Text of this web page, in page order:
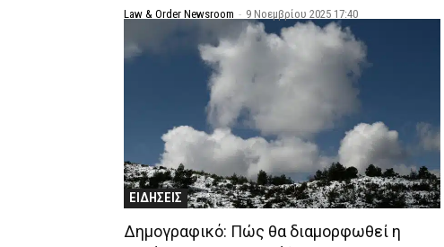
Law & Order Newsroom - 9 Νοεμβρίου 2025 17:40
ΕΙΔΗΣΕΙΣ
Δημογραφικό: Πώς θα διαμορφωθεί η